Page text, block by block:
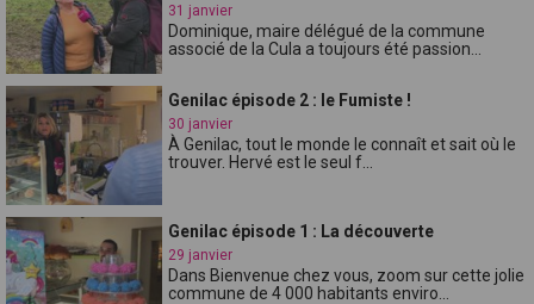
31 janvier
Dominique, maire délégué de la commune
associé de la Cula a toujours été passion...
Genilac épisode 2 : le Fumiste !
30 janvier
À Genilac, tout le monde le connaît et sait où le
trouver. Hervé est le seul f...
Genilac épisode 1 : La découverte
29 janvier
Dans Bienvenue chez vous, zoom sur cette jolie
commune de 4 000 habitants enviro...